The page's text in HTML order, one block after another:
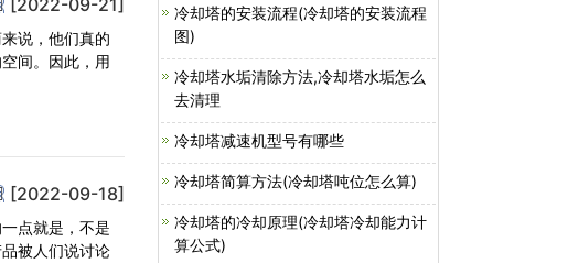
[2022-09-21]
说，他们真的
间。因此，用
[2022-09-18]
点就是，不是
被人们说讨论
冷却塔的安装流程(冷却塔的安装流程
图)
冷却塔水垢清除方法,冷却塔水垢怎么
去清理
冷却塔减速机型号有哪些
冷却塔简算方法(冷却塔吨位怎么算)
冷却塔的冷却原理(冷却塔冷却能力计
算公式)